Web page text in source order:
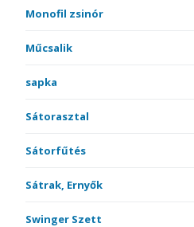
Monofil zsinór
Műcsalik
sapka
Sátorasztal
Sátorfűtés
Sátrak, Ernyők
Swinger Szett